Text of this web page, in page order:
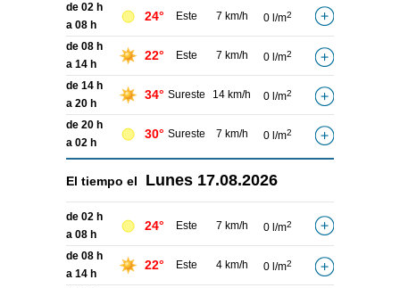
de 02 h
a 08 h
24° Este 7 km/h 0 l/m2
de 08 h
a 14 h
22° Este 7 km/h 0 l/m2
de 14 h
a 20 h
34° Sureste 14 km/h 0 l/m2
de 20 h
a 02 h
30° Sureste 7 km/h 0 l/m2
El tiempo el Lunes 17.08.2026
de 02 h
a 08 h
24° Este 7 km/h 0 l/m2
de 08 h
a 14 h
22° Este 4 km/h 0 l/m2